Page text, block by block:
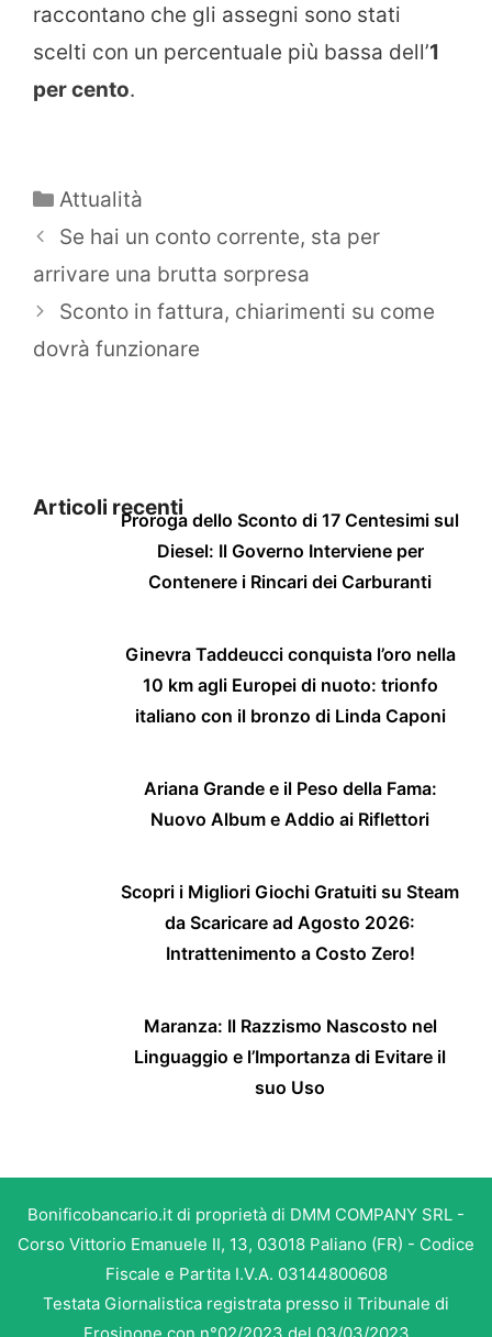
raccontano che gli assegni sono stati
scelti con un percentuale più bassa dell’1
per cento.
Categorie
Attualità
Se hai un conto corrente, sta per
arrivare una brutta sorpresa
Sconto in fattura, chiarimenti su come
dovrà funzionare
Articoli recentiProroga dello Sconto di 17 Centesimi sul
Diesel: Il Governo Interviene per
Contenere i Rincari dei Carburanti
Ginevra Taddeucci conquista l’oro nella
10 km agli Europei di nuoto: trionfo
italiano con il bronzo di Linda Caponi
Ariana Grande e il Peso della Fama:
Nuovo Album e Addio ai Riflettori
Scopri i Migliori Giochi Gratuiti su Steam
da Scaricare ad Agosto 2026:
Intrattenimento a Costo Zero!
Maranza: Il Razzismo Nascosto nel
Linguaggio e l’Importanza di Evitare il
suo Uso
Bonificobancario.it di proprietà di DMM COMPANY SRL -
Corso Vittorio Emanuele II, 13, 03018 Paliano (FR) - Codice
Fiscale e Partita I.V.A. 03144800608
Testata Giornalistica registrata presso il Tribunale di